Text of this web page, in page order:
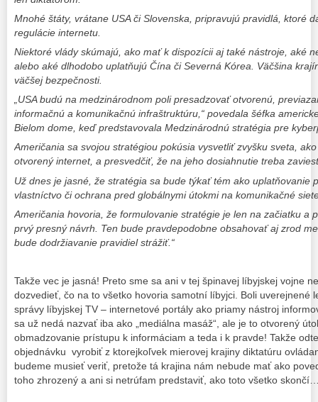
Mnohé štáty, vrátane USA či Slovenska, pripravujú pravidlá, ktoré
regulácie internetu.
Niektoré vlády skúmajú, ako mať k dispozícii aj také nástroje, aké
alebo aké dlhodobo uplatňujú Čína či Severná Kórea. Väčšina
väčšej bezpečnosti.
„USA budú na medzinárodnom poli presadzovať otvorenú,
informačnú a komunikačnú infraštruktúru,“ povedala šéfka
Bielom dome, keď predstavovala Medzinárodnú stratégia pre
Američania sa svojou stratégiou pokúsia vysvetliť zvyšku sveta,
otvorený internet, a presvedčiť, že na jeho dosiahnutie treba
Už dnes je jasné, že stratégia sa bude týkať tém ako uplatňovanie
vlastníctvo či ochrana pred globálnymi útokmi na komunikačné
Američania hovoria, že formulovanie stratégie je len na začiatku a
prvý presný návrh. Ten bude pravdepodobne obsahovať aj zrod
bude dodržiavanie pravidiel strážiť.“
Takže vec je jasná! Preto sme sa ani v tej špinavej líbyjskej vojne
dozvedieť, čo na to všetko hovoria samotní líbyjci. Boli uverejnené
správy líbyjskej TV – internetové portály ako priamy nástroj
sa už nedá nazvať iba ako „mediálna masáž“, ale je to otvorený
obmadzovanie prístupu k informáciam a teda i k pravde! Takže
objednávku vyrobiť z ktorejkoľvek mierovej krajiny diktatúru
budeme musieť veriť, pretože tá krajina nám nebude mať ako
toho zhrozený a ani si netrúfam predstaviť, ako toto všetko